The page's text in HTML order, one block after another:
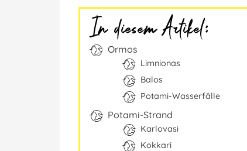
In diesem Artikel:
Ormos
Limnionas
Balos
Potami-Wasserfälle
Potami-Strand
Karlovasi
Kokkari